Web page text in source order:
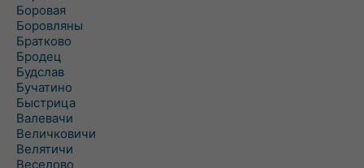
Боровая
Боровляны
Братково
Бродец
Будслав
Бучатино
Быстрица
Валевачи
Величковичи
Велятичи
Веселово